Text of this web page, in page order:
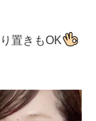
置きもOK